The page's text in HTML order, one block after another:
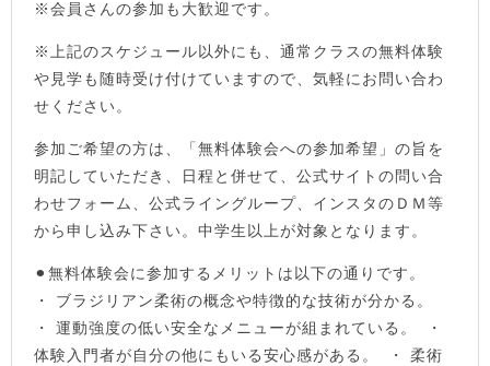
※会員さんの参加も大歓迎です。
※上記のスケジュール以外にも、通常クラスの無料体験
や見学も随時受け付けていますので、気軽にお問い合わ
せください。
参加ご希望の方は、「無料体験会への参加希望」の旨を
明記していただき、日程と併せて、公式サイトの問い合
わせフォーム、公式ライングループ、インスタのＤＭ等
から申し込み下さい。中学生以上が対象となります。
⚫︎無料体験会に参加するメリットは以下の通りです。
・ ブラジリアン柔術の概念や特徴的な技術が分かる。
・ 運動強度の低い安全なメニューが組まれている。 ・
体験入門者が自分の他にもいる安心感がある。 ・ 柔術